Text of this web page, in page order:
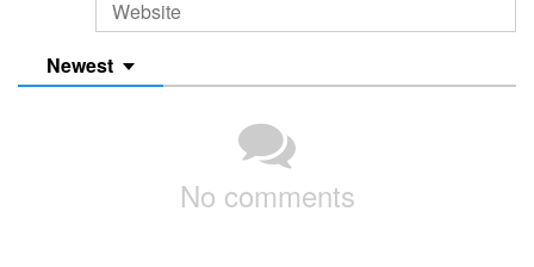
Newest
No comments